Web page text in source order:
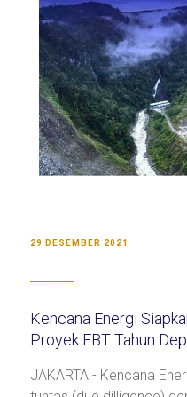
29 DESEMBER 2021
Kencana Energi
Proyek EBT Tahun
JAKARTA - Kencana